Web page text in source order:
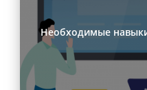
Необходимые